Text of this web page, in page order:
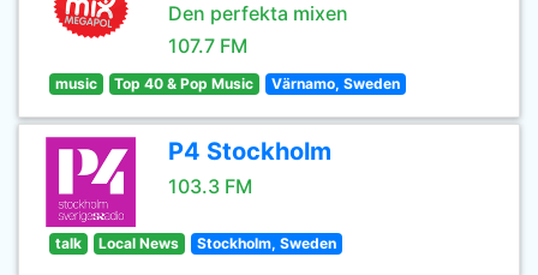
Den perfekta mixen
107.7 FM
music Top 40 & Pop Music Värnamo, Sweden
P4 Stockholm
103.3 FM
talk Local News Stockholm, Sweden